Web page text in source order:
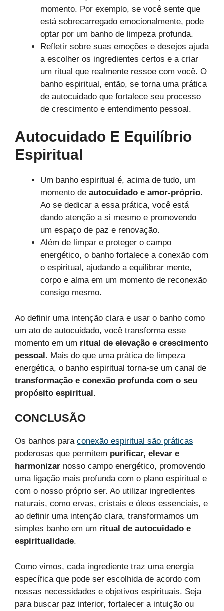
momento. Por exemplo, se você sente que
está sobrecarregado emocionalmente, pode
optar por um banho de limpeza profunda.
Refletir sobre suas emoções e desejos ajuda
a escolher os ingredientes certos e a criar
um ritual que realmente ressoe com você. O
banho espiritual, então, se torna uma prática
de autocuidado que fortalece seu processo
de crescimento e entendimento pessoal.
Autocuidado E Equilíbrio
Espiritual
Um banho espiritual é, acima de tudo, um
momento de autocuidado e amor-próprio.
Ao se dedicar a essa prática, você está
dando atenção a si mesmo e promovendo
um espaço de paz e renovação.
Além de limpar e proteger o campo
energético, o banho fortalece a conexão com
o espiritual, ajudando a equilibrar mente,
corpo e alma em um momento de reconexão
consigo mesmo.
Ao definir uma intenção clara e usar o banho como
um ato de autocuidado, você transforma esse
momento em um ritual de elevação e crescimento
pessoal. Mais do que uma prática de limpeza
energética, o banho espiritual torna-se um canal de
transformação e conexão profunda com o seu
propósito espiritual.
CONCLUSÃO
Os banhos para conexão espiritual são práticas
poderosas que permitem purificar, elevar e
harmonizar nosso campo energético, promovendo
uma ligação mais profunda com o plano espiritual e
com o nosso próprio ser. Ao utilizar ingredientes
naturais, como ervas, cristais e óleos essenciais, e
ao definir uma intenção clara, transformamos um
simples banho em um ritual de autocuidado e
espiritualidade.
Como vimos, cada ingrediente traz uma energia
específica que pode ser escolhida de acordo com
nossas necessidades e objetivos espirituais. Seja
para buscar paz interior, fortalecer a intuição ou